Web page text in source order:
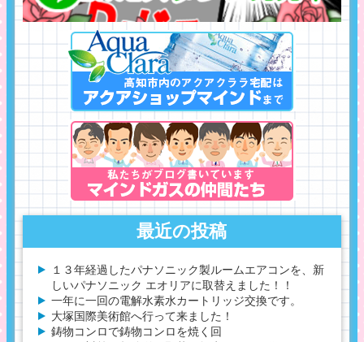
最近の投稿
１３年経過したパナソニック製ルームエアコンを、新
しいパナソニック エオリアに取替えました！！
一年に一回の電解水素水カートリッジ交換です。
大塚国際美術館へ行って来ました！
鋳物コンロで鋳物コンロを焼く回